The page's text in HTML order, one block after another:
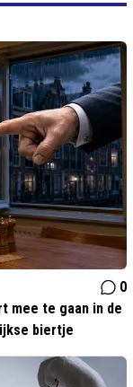
0
mee te gaan in de
biertje